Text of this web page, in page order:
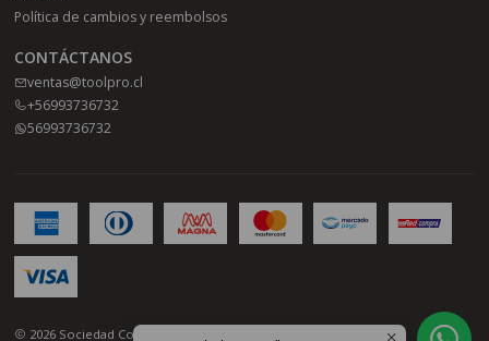
Política de cambios y reembolsos
CONTÁCTANOS
ventas@toolpro.cl
+56993736732
56993736732
2026 Sociedad Comercial Toolpro SPA.